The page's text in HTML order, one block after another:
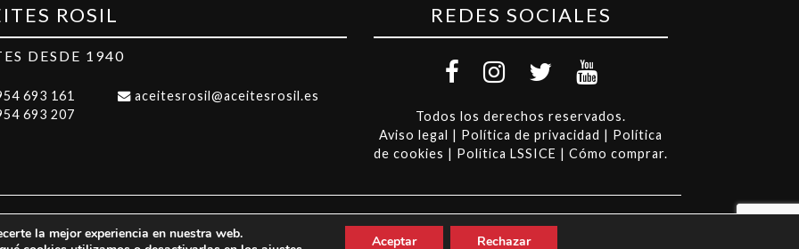
ROSIL
DESDE 1940
693 161
693 207
aceitesrosil@aceitesrosil.es
REDES SOCIALES
Todos los derechos reservados.
Aviso legal | Política de privacidad | Política
de cookies | Política LSSICE | Cómo comprar.
Desarrollo por:
la mejor experiencia en nuestra web.
Aceptar Rechazar